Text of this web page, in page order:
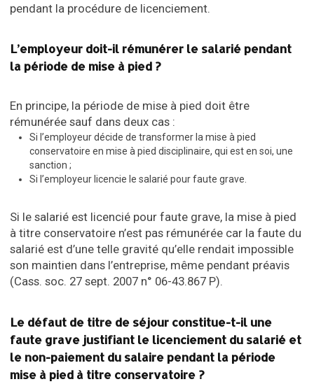
pendant la procédure de licenciement.
L’employeur doit-il rémunérer le salarié pendant
la période de mise à pied ?
En principe, la période de mise à pied doit être
rémunérée sauf dans deux cas :
Si l’employeur décide de transformer la mise à pied
conservatoire en mise à pied disciplinaire, qui est en soi, une
sanction ;
Si l’employeur licencie le salarié pour faute grave.
Si le salarié est licencié pour faute grave, la mise à pied
à titre conservatoire n’est pas rémunérée car la faute du
salarié est d’une telle gravité qu’elle rendait impossible
son maintien dans l’entreprise, même pendant préavis
(Cass. soc. 27 sept. 2007 n° 06-43.867 P).
Le défaut de titre de séjour constitue-t-il une
faute grave justifiant le licenciement du salarié et
le non-paiement du salaire pendant la période
mise à pied à titre conservatoire ?